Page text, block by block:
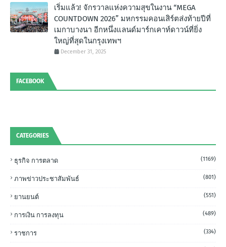
เริ่มแล้ว! จักรวาลแห่งความสุขในงาน “MEGA
COUNTDOWN 2026” มหกรรมคอนเสิร์ตส่งท้ายปีที่
เมกาบางนา อีกหนึ่งแลนด์มาร์กเคาท์ดาวน์ที่ยิ่ง
ใหญ่ที่สุดในกรุงเทพฯ
December 31, 2025
FACEBOOK
CATEGORIES
ธุรกิจ การตลาด (1169)
ภาพข่าวประชาสัมพันธ์ (801)
ยานยนต์ (551)
การเงิน การลงทุน (489)
ราชการ (334)